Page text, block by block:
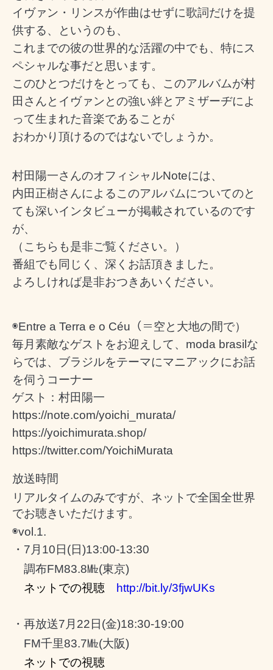
イヴァン・リンスが作曲はせずに歌詞だけを提
供する、というのも、
これまでの彼の世界的な活躍の中でも、特にス
ペシャルな事だと思います。
このひとつだけをとっても、このアルバムが村
田さんとイヴァンとの強い絆とアミザーヂによ
って生まれた音楽であることが
おわかり頂けるのではないでしょうか。
村田陽一さんのオフィシャルNoteには、
内田正樹さんによるこのアルバムについてのと
ても深いインタビューが掲載されているのです
が、
（こちらも是非ご覧ください。）
番組でも 同じく、深くお話頂きました。
よろしければ是非おつきあいください。
◉Entre a Terra e o Céu（＝空と大地の間で）
毎月素敵なゲストをお迎えして、moda brasilな
らでは、ブラジルをテーマにマニアックにお話
を伺うコーナー
ゲスト：村田陽一
https://note.com/yoichi_murata/
https://yoichimurata.shop/
https://twitter.com/YoichiMurata
放送時間
リアルタイムのみですが、ネットで全国全世界
でお聴きいただけます。
◉vol.1.
・ 7 月 10 日 (日)13:00-13:30
調布FM83.8㎒(東京)
ネットでの視聴
http://bit.ly/3fjwUKs
・再放送7 月 22 日 (金)18:30-19:00
FM千里83.7㎒(大阪)
ネットでの視聴